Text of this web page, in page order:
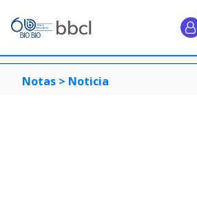
Notas > Noticia